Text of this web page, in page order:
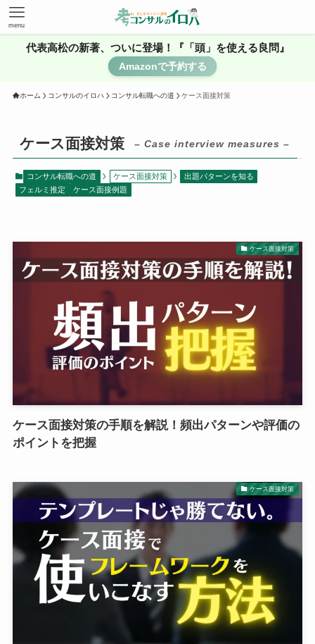
menu
代表高松の新著、ついに登場！『「頭」を使える良問』
Amazonで予約する
ホーム コンサルのイロハ コンサル転職への道 ケース面接対策
ケース面接対策 – Case interview measures –
コンサル転職への道 ケース面接対策
出題パターンを知る
フェルミ推定
ケース面接例題
ケース面接対策
ケース面接対策の手順を解説！頻出パターンや評価の
ポイントを把握
ケース面接対策